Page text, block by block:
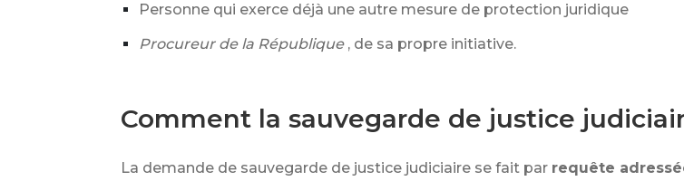
Personne qui exerce déjà une autre mesure de protection juridique
Procureur de la République , de sa propre initiative.
Comment la sauvegarde de justice
La demande de sauvegarde de justice judiciaire se fait par requête